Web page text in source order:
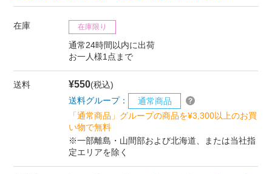
在庫 在庫限り
通常24時間以内に出荷
お一人様1点まで
送料 ¥550(税込)
送料グループ：
通常商品
「通常商品」グループの商品を¥3,300以上のお買
い物で無料
※一部離島・山間部および北海道、または当社指
定エリアを除く